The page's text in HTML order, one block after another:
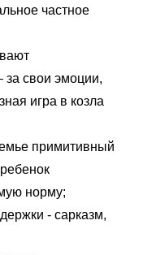
частное
за свои эмоции,
игра в козла
примитивный
норму;
- сарказм,